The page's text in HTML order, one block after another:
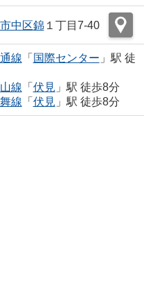
中区錦１丁目7-40
線 「 国際センター 」駅 徒
線 「 伏見 」駅 徒歩8分
線 「 伏見 」駅 徒歩8分